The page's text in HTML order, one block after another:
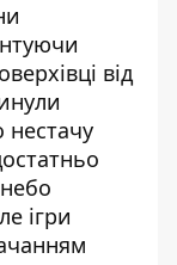
від
нестачу
ігри